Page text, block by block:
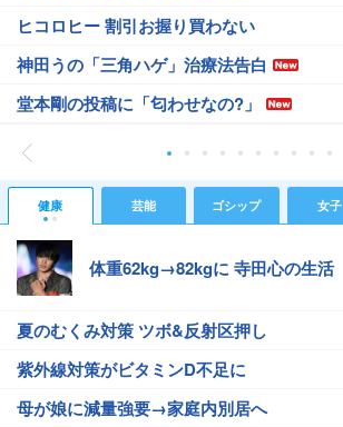
ヒコロヒー 割引お握り買わない
神田うの「三角ハゲ」治療法告白
堂本剛の投稿に「匂わせなの?」
健康 芸能 ゴシップ 女子
体重62kg→82kgに 寺田心の生活
夏のむくみ対策 ツボ&反射区押し
紫外線対策がビタミンD不足に
母が娘に減量強要→家庭内別居へ